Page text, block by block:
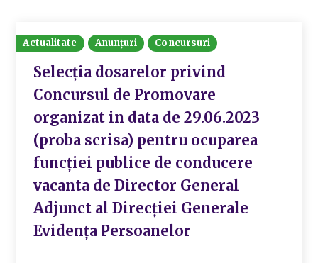
Actualitate Anunțuri Concursuri
Selecția dosarelor privind
Concursul de Promovare
organizat in data de 29.06.2023
(proba scrisa) pentru ocuparea
funcției publice de conducere
vacanta de Director General
Adjunct al Direcției Generale
Evidența Persoanelor